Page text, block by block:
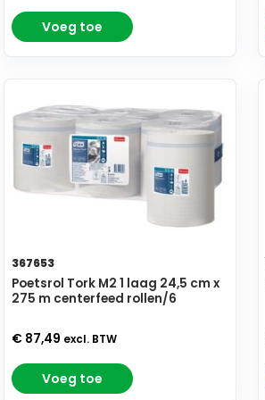
Voeg toe
367653
Poetsrol Tork M2 1 laag 24,5 cm x
275 m centerfeed rollen/6
€ 87,49 excl. BTW
Voeg toe